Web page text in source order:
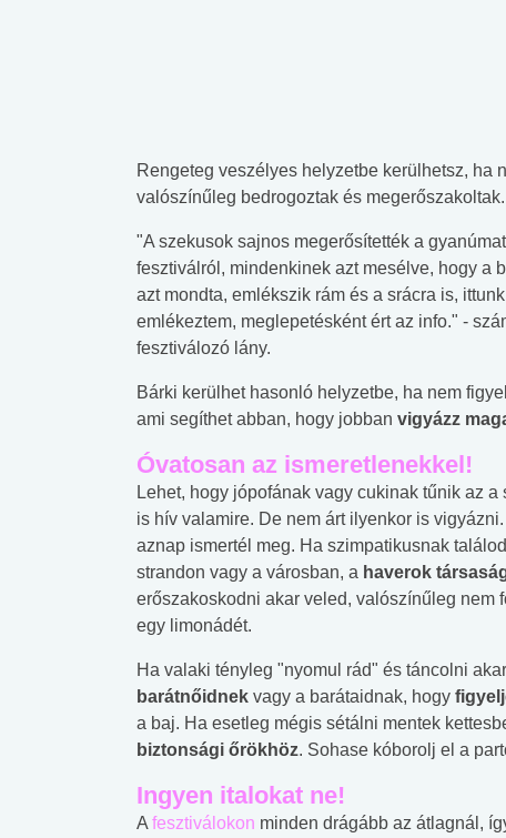
Rengeteg veszélyes helyzetbe kerülhetsz, ha
valószínűleg bedrogoztak és megerőszakoltak.
"A szekusok sajnos megerősítették a
fesztiválról, mindenkinek azt mesélve, hogy a
azt mondta, emlékszik rám és a srácra is,
emlékeztem, meglepetésként ért az info." -
fesztiválozó lány.
Bárki kerülhet hasonló helyzetbe, ha nem
ami segíthet abban, hogy jobban vigyázz
Óvatosan az ismeretlenekkel!
Lehet, hogy jópofának vagy cukinak tűnik az
is hív valamire. De nem árt ilyenkor is vigyázni.
aznap ismertél meg. Ha szimpatikusnak
strandon vagy a városban, a haverok
erőszakoskodni akar veled, valószínűleg nem
egy limonádét.
Ha valaki tényleg "nyomul rád" és táncolni
barátnőidnek vagy a barátaidnak, hogy
a baj. Ha esetleg mégis sétálni mentek
biztonsági őrökhöz. Sohase kóborolj el a
Ingyen italokat ne!
A fesztiválokon minden drágább az átlagnál,